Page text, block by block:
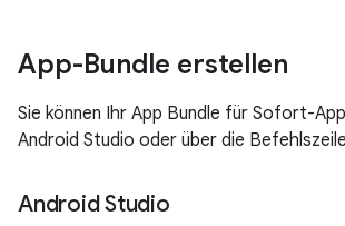
App-Bundle erstellen
Sie können Ihr App Bundle für Sofort-
Android Studio oder über die
Android Studio